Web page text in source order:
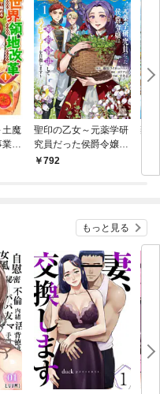
土魔
～
聖印の乙女～元薬学研
究員だった侯爵令嬢は
婚約辞退してハイヒー
792
棄
無
【
もっと見る